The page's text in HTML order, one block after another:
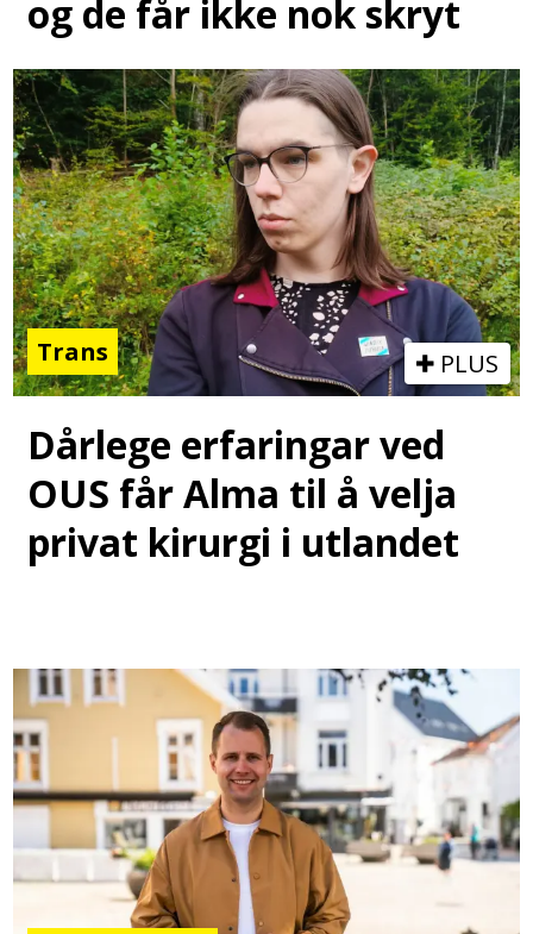
og de får ikke nok skryt
Trans PLUS
Dårlege erfaringar ved
OUS får Alma til å velja
privat kirurgi i utlandet